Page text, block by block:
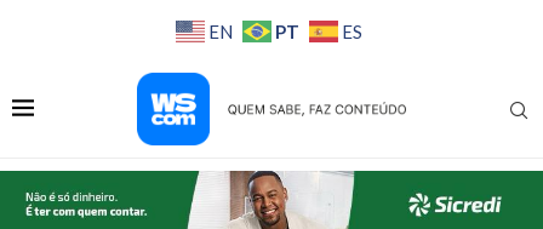
EN PT ES